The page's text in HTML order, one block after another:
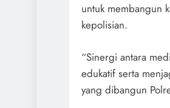
untuk membangun
kepolisian.
“Sinergi antara
edukatif serta
yang dibangun